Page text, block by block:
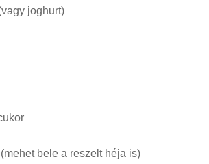
joghurt)
bele a reszelt héja is)